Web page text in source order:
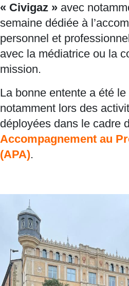
« Civigaz » avec
semaine dédiée à
personnel et
avec la médiatrice ou la
mission.
La bonne entente a été
notamment lors des
déployées dans le cadre
Accompagnement au
(APA).